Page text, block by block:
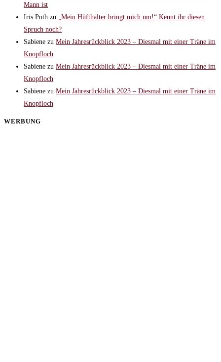
Mann ist
Iris Poth zu
„Mein Hüfthalter bringt mich um!“ Kennt ihr diesen
Spruch noch?
Sabiene zu Mein Jahresrückblick 2023 – Diesmal mit einer Träne im
Knopfloch
Sabiene zu Mein Jahresrückblick 2023 – Diesmal mit einer Träne im
Knopfloch
Sabiene zu Mein Jahresrückblick 2023 – Diesmal mit einer Träne im
Knopfloch
WERBUNG